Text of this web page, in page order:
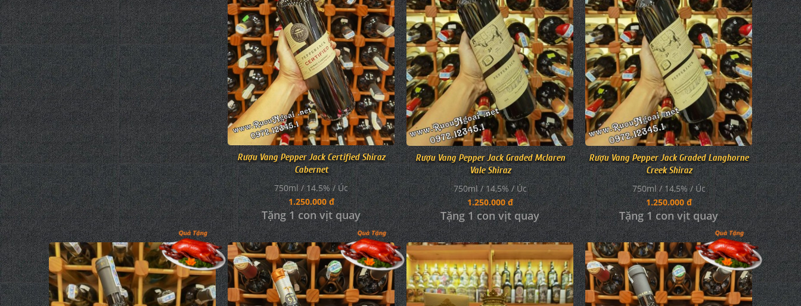
Rượu Vang Pepper Jack Certified Shiraz
Cabernet
750ml / 14.5% / Úc
1.250.000 đ
Tặng 1 con vịt quay
Rượu Vang Pepper Jack Graded Mclaren
Vale Shiraz
750ml / 14,5% / Úc
1.250.000 đ
Tặng 1 con vịt quay
Rượu Vang Pepper Jack Graded Langhorne
Creek Shiraz
750ml / 14,5% / Úc
1.250.000 đ
Tặng 1 con vịt quay